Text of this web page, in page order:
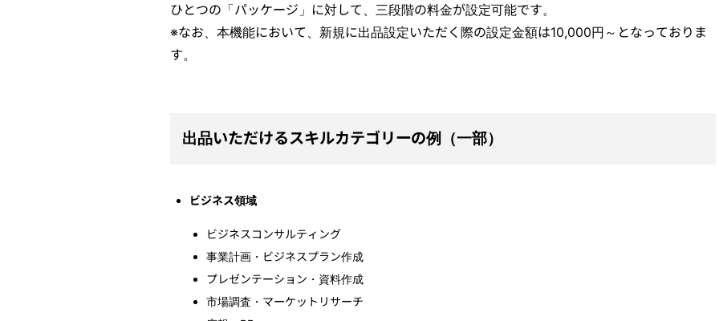
ひとつの「パッケージ」に対して、三段階の料金が設定可能です。
※なお、本機能において、新規に出品設定いただく際の設定金額は10,000円～となっておりま
す。
出品いただけるスキルカテゴリーの例（一部）
ビジネス領域
ビジネスコンサルティング
事業計画・ビジネスプラン作成
プレゼンテーション・資料作成
市場調査・マーケットリサーチ